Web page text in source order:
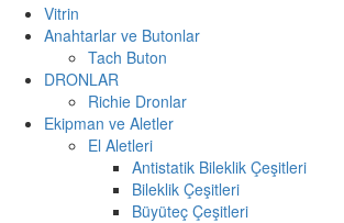
Vitrin
Anahtarlar ve Butonlar
Tach Buton
DRONLAR
Richie Dronlar
Ekipman ve Aletler
El Aletleri
Antistatik Bileklik Çeşitleri
Bileklik Çeşitleri
Büyüteç Çeşitleri